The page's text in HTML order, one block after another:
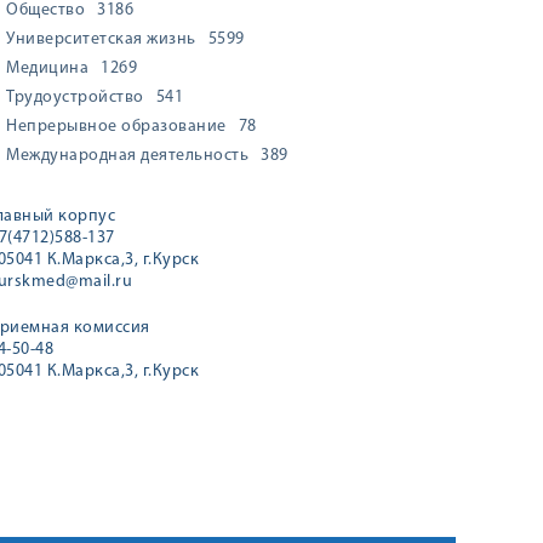
Общество
3186
Университетская жизнь
5599
Медицина
1269
Трудоустройство
541
Непрерывное образование
78
Международная деятельность
389
корпус
137
К.Маркса,3, г.Курск
комиссия
50-48
К.Маркса,3, г.Курск